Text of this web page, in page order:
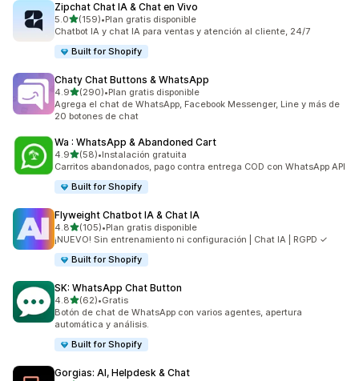
Zipchat Chat IA & Chat en Vivo
5.0de 5 estrellas
(159)
159 reseñas en total
•Plan gratis disponible
Chatbot IA y chat IA para ventas y atención al cliente, 24/7
Built for Shopify
Chaty Chat Buttons & WhatsApp
4.9de 5 estrellas
(290)
290 reseñas en total
•Plan gratis disponible
Agrega el chat de WhatsApp, Facebook Messenger, Line y más de
20 botones de chat
Wa : WhatsApp & Abandoned Cart
4.9de 5 estrellas
(58)
58 reseñas en total
•Instalación gratuita
Carritos abandonados, pago contra entrega COD con WhatsApp API
Built for Shopify
Flyweight Chatbot IA & Chat IA
4.8de 5 estrellas
(105)
105 reseñas en total
•Plan gratis disponible
¡NUEVO! Sin entrenamiento ni configuración | Chat IA | RGPD ✓
Built for Shopify
SK: WhatsApp Chat Button
4.8de 5 estrellas
(62)
62 reseñas en total
•Gratis
Botón de chat de WhatsApp con varios agentes, apertura
automática y análisis.
Built for Shopify
Gorgias: AI, Helpdesk & Chat